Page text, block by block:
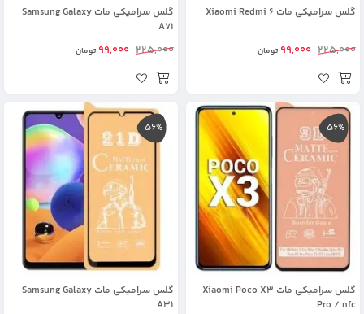
گلس سرامیکی مات Xiaomi Redmi 6
225,000
99,000تومان
گلس سرامیکی مات Samsung Galaxy
A71
225,000
99,000تومان
56%
گلس سرامیکی مات Xiaomi Poco X3
Pro / nfc
56%
گلس سرامیکی مات Samsung Galaxy
A31